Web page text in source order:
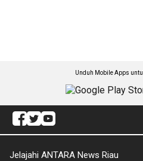
Unduh Mobile Apps
Jelajahi ANTARA News Riau